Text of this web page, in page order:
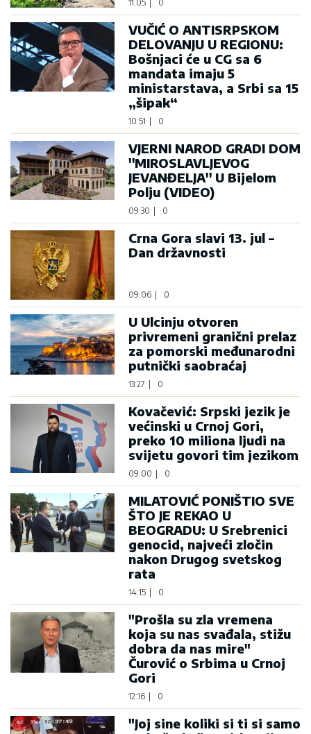
11:05 0
VUČIĆ O ANTISRPSKOM
DELOVANJU U REGIONU:
Bošnjaci će u CG sa 6
mandata imaju 5
ministarstava, a Srbi sa 15
„šipak“
10:51 0
VJERNI NAROD GRADI DOM
''MIROSLAVLJEVOG
JEVANĐELJA'' U Bijelom
Polju (VIDEO)
09:30 0
Crna Gora slavi 13. jul –
Dan državnosti
09:06 0
U Ulcinju otvoren
privremeni granični prelaz
za pomorski međunarodni
putnički saobraćaj
13:27 0
Kovačević: Srpski jezik je
većinski u Crnoj Gori,
preko 10 miliona ljudi na
svijetu govori tim jezikom
09:00 0
MILATOVIĆ PONIŠTIO SVE
ŠTO JE REKAO U
BEOGRADU: U Srebrenici
genocid, najveći zločin
nakon Drugog svetskog
rata
14:15 0
"Prošla su zla vremena
koja su nas svađala, stižu
dobra da nas mire"
Čurović o Srbima u Crnoj
Gori
12:16 0
"Joj sine koliki si ti si samo